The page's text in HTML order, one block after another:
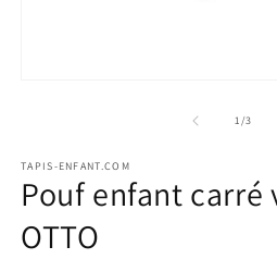
une
fenêtre
modale
1/de
3
TAPIS-ENFANT.COM
Pouf enfant carré
OTTO